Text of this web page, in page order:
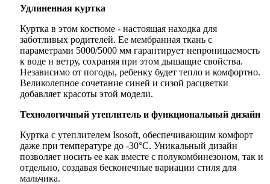
Удлиненная куртка
Куртка в этом костюме - настоящая находка для
заботливых родителей. Ее мембранная ткань с
параметрами 5000/5000 мм гарантирует непроницаемость
к воде и ветру, сохраняя при этом дышащие свойства.
Независимо от погоды, ребенку будет тепло и комфортно.
Великолепное сочетание синей и сизой расцветки
добавляет красоты этой модели.
Технологичный утеплитель и функциональный дизайн
Куртка с утеплителем Isosoft, обеспечивающим комфорт
даже при температуре до -30°C. Уникальный дизайн
позволяет носить ее как вместе с полукомбинезоном, так и
отдельно, создавая бесконечные вариации стиля для
мальчика.